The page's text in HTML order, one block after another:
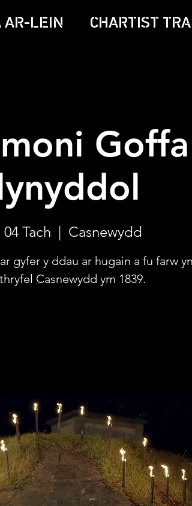
AR-LEIN CHARTIST
Goffa
04 Tach
  |
Casnewydd
gyfer y ddau ar hugain a fu farw
Casnewydd ym 1839.